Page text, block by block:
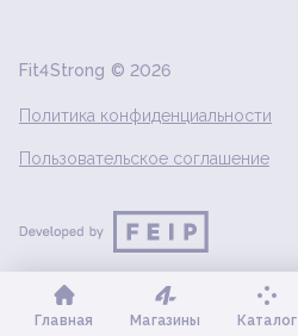
Fit4Strong © 2026
Политика конфиденциальности
Пользовательское соглашение
Главная Магазины Каталог